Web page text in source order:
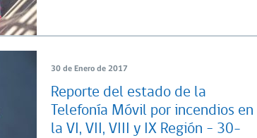
30 de Enero de 2017
Reporte del estado de la
Telefonía Móvil por incendios en
la VI, VII, VIII y IX Región – 30-